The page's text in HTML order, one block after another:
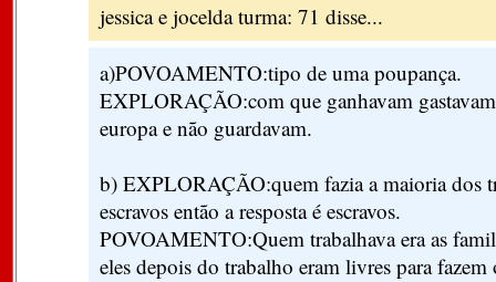
jessica e jocelda turma: 71 disse...
a)POVOAMENTO:tipo de uma poupança.
EXPLORAÇÃO:com que ganhavam
europa e não guardavam.
b) EXPLORAÇÃO:quem fazia a maioria dos
escravos então a resposta é escravos.
POVOAMENTO:Quem trabalhava era as
eles depois do trabalho eram livres para